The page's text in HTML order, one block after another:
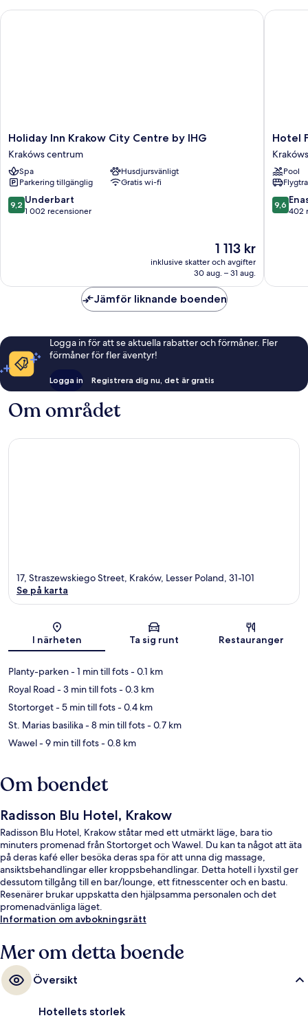
Holiday
Inn
Krakow
City
Centre
by
IHG
Holiday Inn Krakow City Centre by IHG
Krakóws centrum
Spa
Husdjursvänligt
Parkering tillgänglig
Gratis wi-fi
9.2
av
9,2 Underbart
1 002 recensioner
Priset
är
1 113 kr
1 113 kr
inklusive skatter och avgifter
30 aug. – 31 aug.
Holiday Inn Krakow City Centre by IHG
Hotel
Ferreus
Modern
Art
Deco
Krakóws
centrum
Hotel
Pool
9.6
av
9,6
402
Hotel
Jämför liknande boenden
Logga in för att se aktuella rabatter och förmåner. Fler
förmåner för fler äventyr!
Logga in Registrera dig nu, det är gratis
Om området
Karta
17, Straszewskiego Street, Kraków, Lesser Poland, 31-101
Se på karta
I närheten Ta sig runt Restauranger
Planty-parken- 1 min till fots- 0.1 km
Royal Road - 3 min till fots- 0.3 km
Stortorget- 5 min till fots- 0.4 km
St. Marias basilika- 8 min till fots- 0.7 km
Wawel- 9 min till fots- 0.8 km
Om boendet
Radisson Blu Hotel, Krakow
Radisson Blu Hotel, Krakow ståtar med ett utmärkt läge, bara tio
minuters promenad från Stortorget och Wawel. Du kan ta något att äta
på deras kafé eller besöka deras spa för att unna dig massage,
ansiktsbehandlingar eller kroppsbehandlingar. Detta hotell i lyxstil ger
dessutom tillgång till en bar/lounge, ett fitnesscenter och en bastu.
Resenärer brukar uppskatta den hjälpsamma personalen och det
promenadvänliga läget.
Information om avbokningsrätt
Mer om detta boende
Översikt
Hotellets storlek